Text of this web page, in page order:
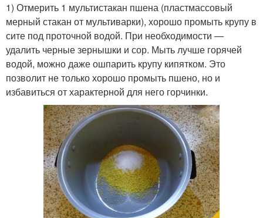
1) Отмерить 1 мультистакан пшена (пластмассовый
мерный стакан от мультиварки), хорошо промыть крупу в
сите под проточной водой. При необходимости —
удалить черные зернышки и сор. Мыть лучше горячей
водой, можно даже ошпарить крупу кипятком. Это
позволит не только хорошо промыть пшено, но и
избавиться от характерной для него горчинки.